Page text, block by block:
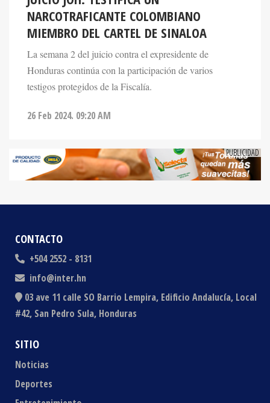
MIEMBRO DEL CARTEL DE SINALOA
La semana 2 del juicio contra el expresidente de
Honduras continúa con la participación de varios
testigos protegidos de la Fiscalía.
CONTACTO
+504 2552 - 8131
info@inter.hn
03 ave 11 calle SO Barrio Lempira, Edificio Andalucía, Local
#42, San Pedro Sula, Honduras
SITIO
Noticias
Deportes